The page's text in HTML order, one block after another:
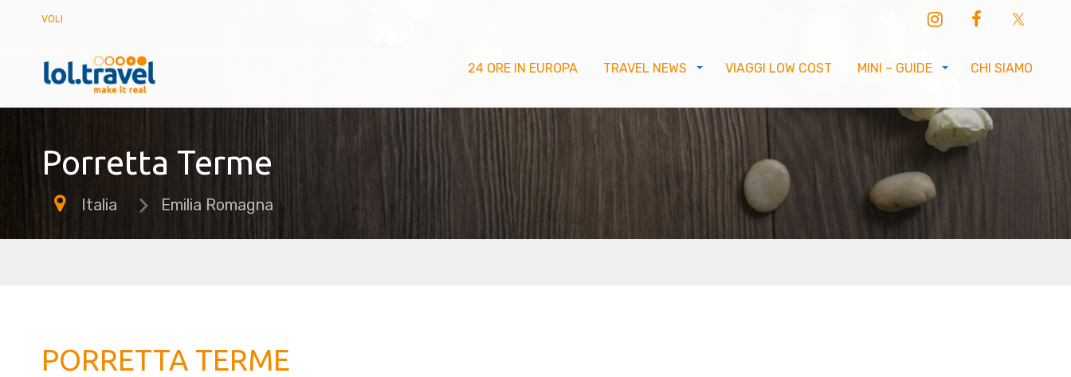
VOLI
24 ORE IN EUROPA TRAVEL NEWS VIAGGI LOW COST MINI – GUIDE CHI SIAMO
Porretta Terme
Italia Emilia Romagna
PORRETTA TERME